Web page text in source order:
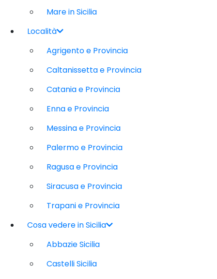
Mare in Sicilia
Località
Agrigento e Provincia
Caltanissetta e Provincia
Catania e Provincia
Enna e Provincia
Messina e Provincia
Palermo e Provincia
Ragusa e Provincia
Siracusa e Provincia
Trapani e Provincia
Cosa vedere in Sicilia
Abbazie Sicilia
Castelli Sicilia